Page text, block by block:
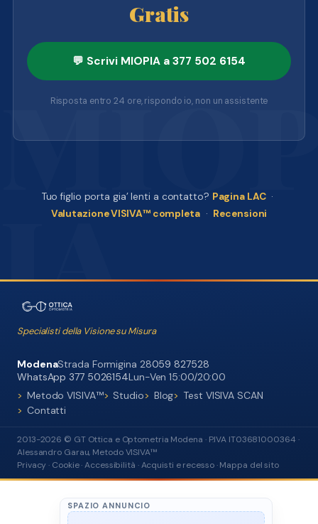
Gratis
💬 Scrivi MIOPIA a 377 502 6154
Risposta entro 24 ore, rispondo io, non un assistente
Tuo figlio porta gia’ lenti a contatto? Pagina LAC·
Valutazione VISIVA™ completa· Recensioni
Specialisti della Visione su Misura
ModenaStrada Formigina 28059 827528
WhatsApp 377 5026154Lun-Ven 15:00/20:00
Metodo VISIVA™
Studio Blog
Test VISIVA SCAN
Contatti
2013-2026 © GT Ottica e Optometria Modena · P.IVA IT03681000364 ·
Alessandro Garau, Metodo VISIVA™
Privacy · Cookie·Accessibilità ·Acquisti e recesso·Mappa del sito
SPAZIO ANNUNCIO